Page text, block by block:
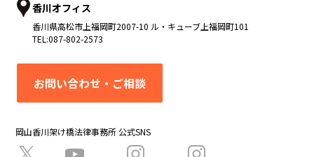
香川オフィス
香川県高松市 上福岡町2007-10 ル・キューブ上福岡町101
TEL:087-802-2573
お問い合わせ・ご相談
岡山香川架け橋法律事務所 公式SNS